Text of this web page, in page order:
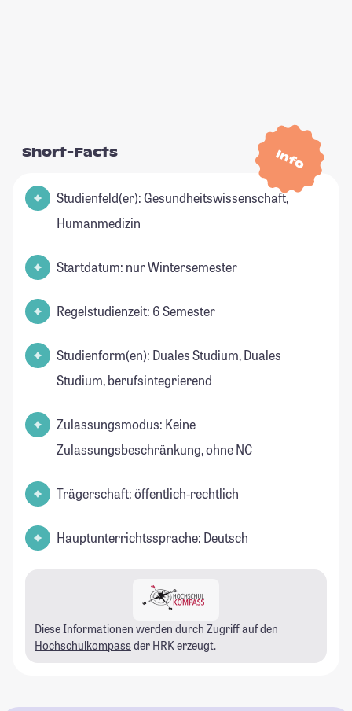
Info
Short-Facts
Studienfeld(er): Gesundheitswissenschaft,
Humanmedizin
Startdatum: nur Wintersemester
Regelstudienzeit: 6 Semester
Studienform(en): Duales Studium, Duales
Studium, berufsintegrierend
Zulassungsmodus: Keine
Zulassungsbeschränkung, ohne NC
Trägerschaft: öffentlich-rechtlich
Hauptunterrichtssprache: Deutsch
Diese Informationen werden durch Zugriff auf den
Hochschulkompass der HRK erzeugt.